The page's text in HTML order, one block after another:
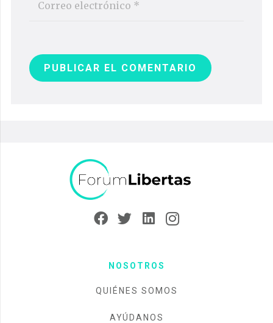
PUBLICAR EL COMENTARIO
NOSOTROS
QUIÉNES SOMOS
AYÚDANOS